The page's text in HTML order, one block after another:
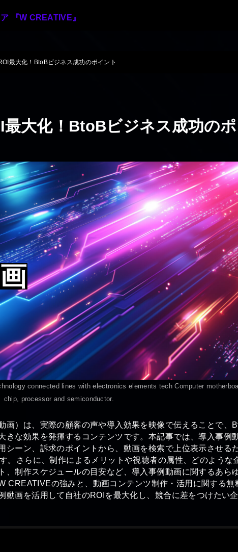
最大化！BtoBビジネス成功のポイント
最大化！BtoBビジネス成功のポ
connected lines with electronics elements tech Computer
chip, processor and semiconductor.
画）は、実際の顧客の声や導入効果を映像で伝えることで、
きな効果を発揮するコンテンツです。本記事では、導入事例
シーン、訴求のポイントから、動画を検索で上位表示させる
。さらに、制作によるメリットや視聴者の属性、どのような
、制作スケジュールの目安など、導入事例動画に関するあら
CREATIVEの強みと、動画コンテンツ制作・活用に関する無
動画を活用して自社のROIを最大化し、競合に差をつけたい